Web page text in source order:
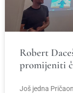
Robert
promijeniti
Još jedna